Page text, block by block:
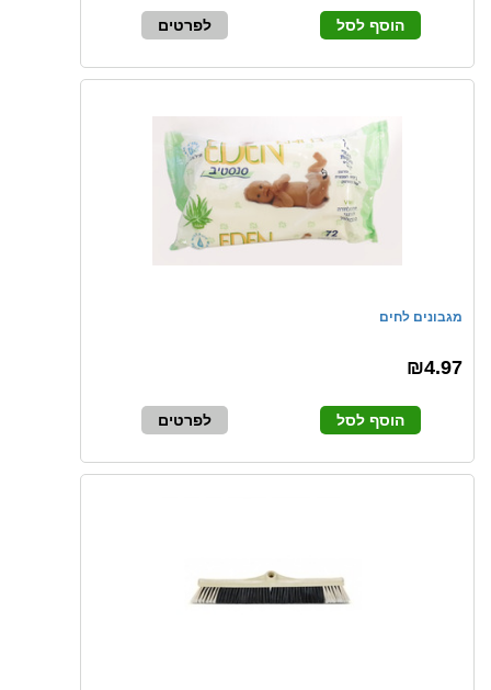
הוסף לסל לפרטים
מגבונים לחים
₪4.97
הוסף לסל לפרטים